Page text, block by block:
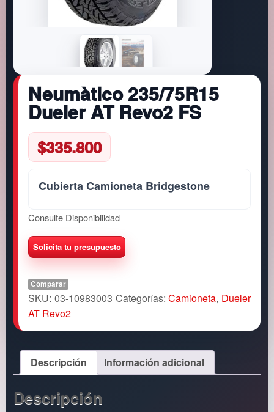
Neumàtico 235/75R15
Dueler AT Revo2 FS
$335.800
Cubierta Camioneta Bridgestone
Consulte Disponibilidad
Comparar
SKU: 03-10983003 Categorías:Camioneta, Dueler
AT Revo2
Descripción Información adicional
Descripción